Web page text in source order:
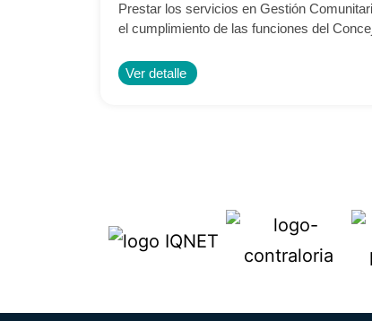
Prestar los servicios en Gestión
el cumplimiento de las funciones del
Ver detalle